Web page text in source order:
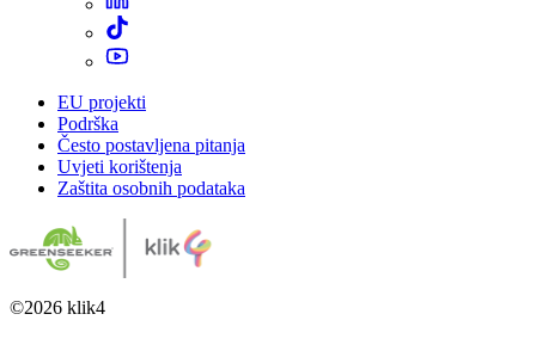
EU projekti
Podrška
Često postavljena pitanja
Uvjeti korištenja
Zaštita osobnih podataka
©2026 klik4